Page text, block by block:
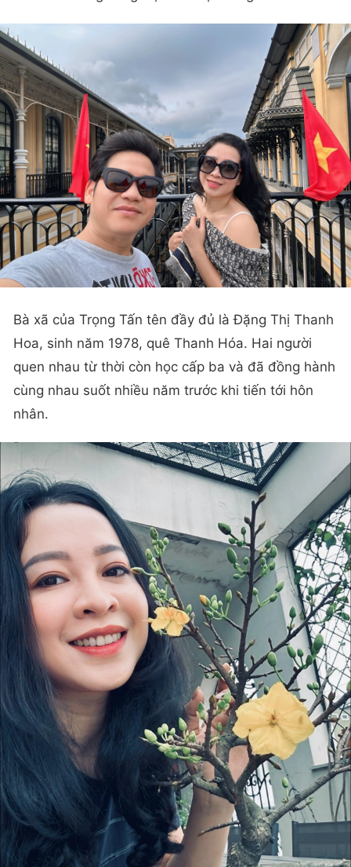
Bà xã của Trọng Tấn tên đầy đủ là Đặng Thị Thanh
Hoa, sinh năm 1978, quê Thanh Hóa. Hai người
quen nhau từ thời còn học cấp ba và đã đồng hành
cùng nhau suốt nhiều năm trước khi tiến tới hôn
nhân.